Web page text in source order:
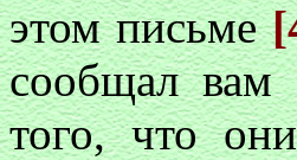
этом письме
сообщал
того, что